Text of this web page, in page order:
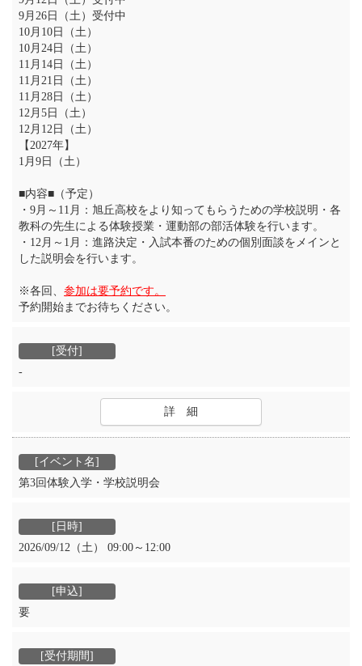
9月26日（土）受付中
10月10日（土）
10月24日（土）
11月14日（土）
11月21日（土）
11月28日（土）
12月5日（土）
12月12日（土）
【2027年】
1月9日（土）
■内容■（予定）
・9月～11月：旭丘高校をより知ってもらうための学校説明・各
教科の先生による体験授業・運動部の部活体験を行います。
・12月～1月：進路決定・入試本番のための個別面談をメインと
した説明会を行います。
※各回、 参加は要予約です。
予約開始までお待ちください。
-
詳 細
第3回体験入学・学校説明会
2026/09/12（土） 09:00～12:00
要